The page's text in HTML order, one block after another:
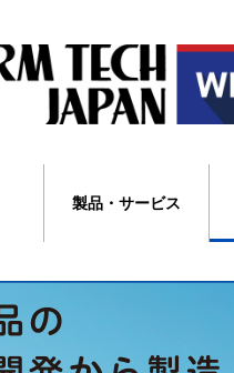
製品・サービス